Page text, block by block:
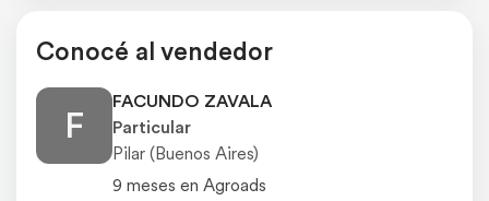
Conocé al vendedor
F
FACUNDO ZAVALA
Particular
Pilar (Buenos Aires)
9 meses en Agroads